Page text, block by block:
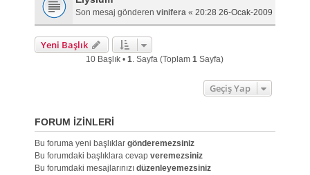
Son mesaj gönderen vinifera« 20:28 26-Ocak-2009
Yeni Başlık
10 Başlık •1. Sayfa (Toplam1 Sayfa)
Geçiş Yap
FORUM IZINLERI
Bu foruma yeni başlıklar gönderemezsiniz
Bu forumdaki başlıklara cevap veremezsiniz
Bu forumdaki mesajlarınızı düzenleyemezsiniz